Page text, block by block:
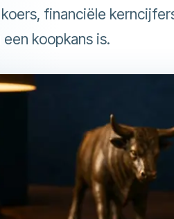
financiële
koopkans is.